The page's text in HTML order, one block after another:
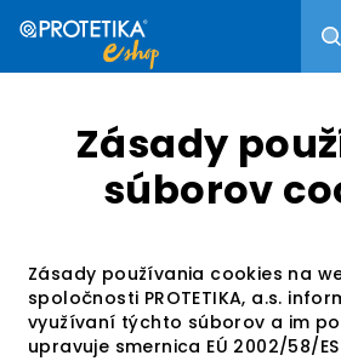
na
Zásady
súborov
Zásady používania cookies na
spoločnosti PROTETIKA, a.s.
využívaní týchto súborov a im
upravuje smernica EÚ 2002/58/